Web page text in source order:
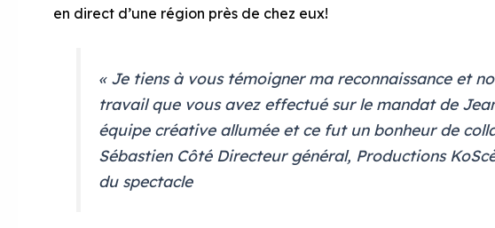
en direct d’une région près de chez eux!
« Je tiens à vous témoigner ma reconnaissance et
travail que vous avez effectué sur le mandat de
équipe créative allumée et ce fut un bonheur de
Sébastien Côté Directeur général, Productions
du spectacle